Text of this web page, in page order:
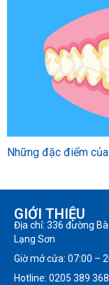
Những đặc điểm
GIỚI THIỆU
Địa chỉ: 336 đường
Lạng Sơn
Giờ mở cửa: 07:00 –
Hotline: 0205 389